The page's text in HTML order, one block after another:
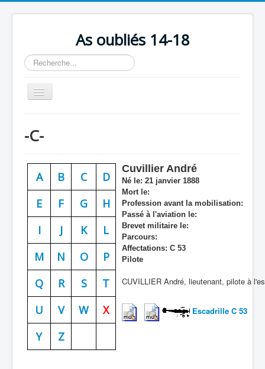
As oubliés 14-18
Rechercher
Basculer
la
Chronologie
Escadrilles
Organisation
Avions
Formation
Doctrines
Batailles
Cahiers des As
-C-
A B C
D
E
F G
H
I
J K
L
M
N O
P
Q
R S
T
U
V W
X
Y
Z
Cuvillier André
Né le: 21 janvier 1888
Mort le:
Profession avant la mobilisation:
Passé à l'aviation le:
Brevet militaire le:
Parcours:
Affectations: C 53
Pilote
CUVILLIER André, lieutenant, pilote à
Escadrille C 53